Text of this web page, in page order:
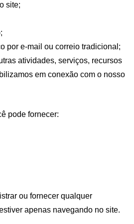
site;
por e-mail ou correio tradicional;
atividades, serviços, recursos
em conexão com o nosso
pode fornecer:
ou fornecer qualquer
apenas navegando no site.